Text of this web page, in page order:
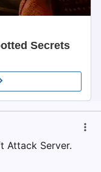
Attack Server.